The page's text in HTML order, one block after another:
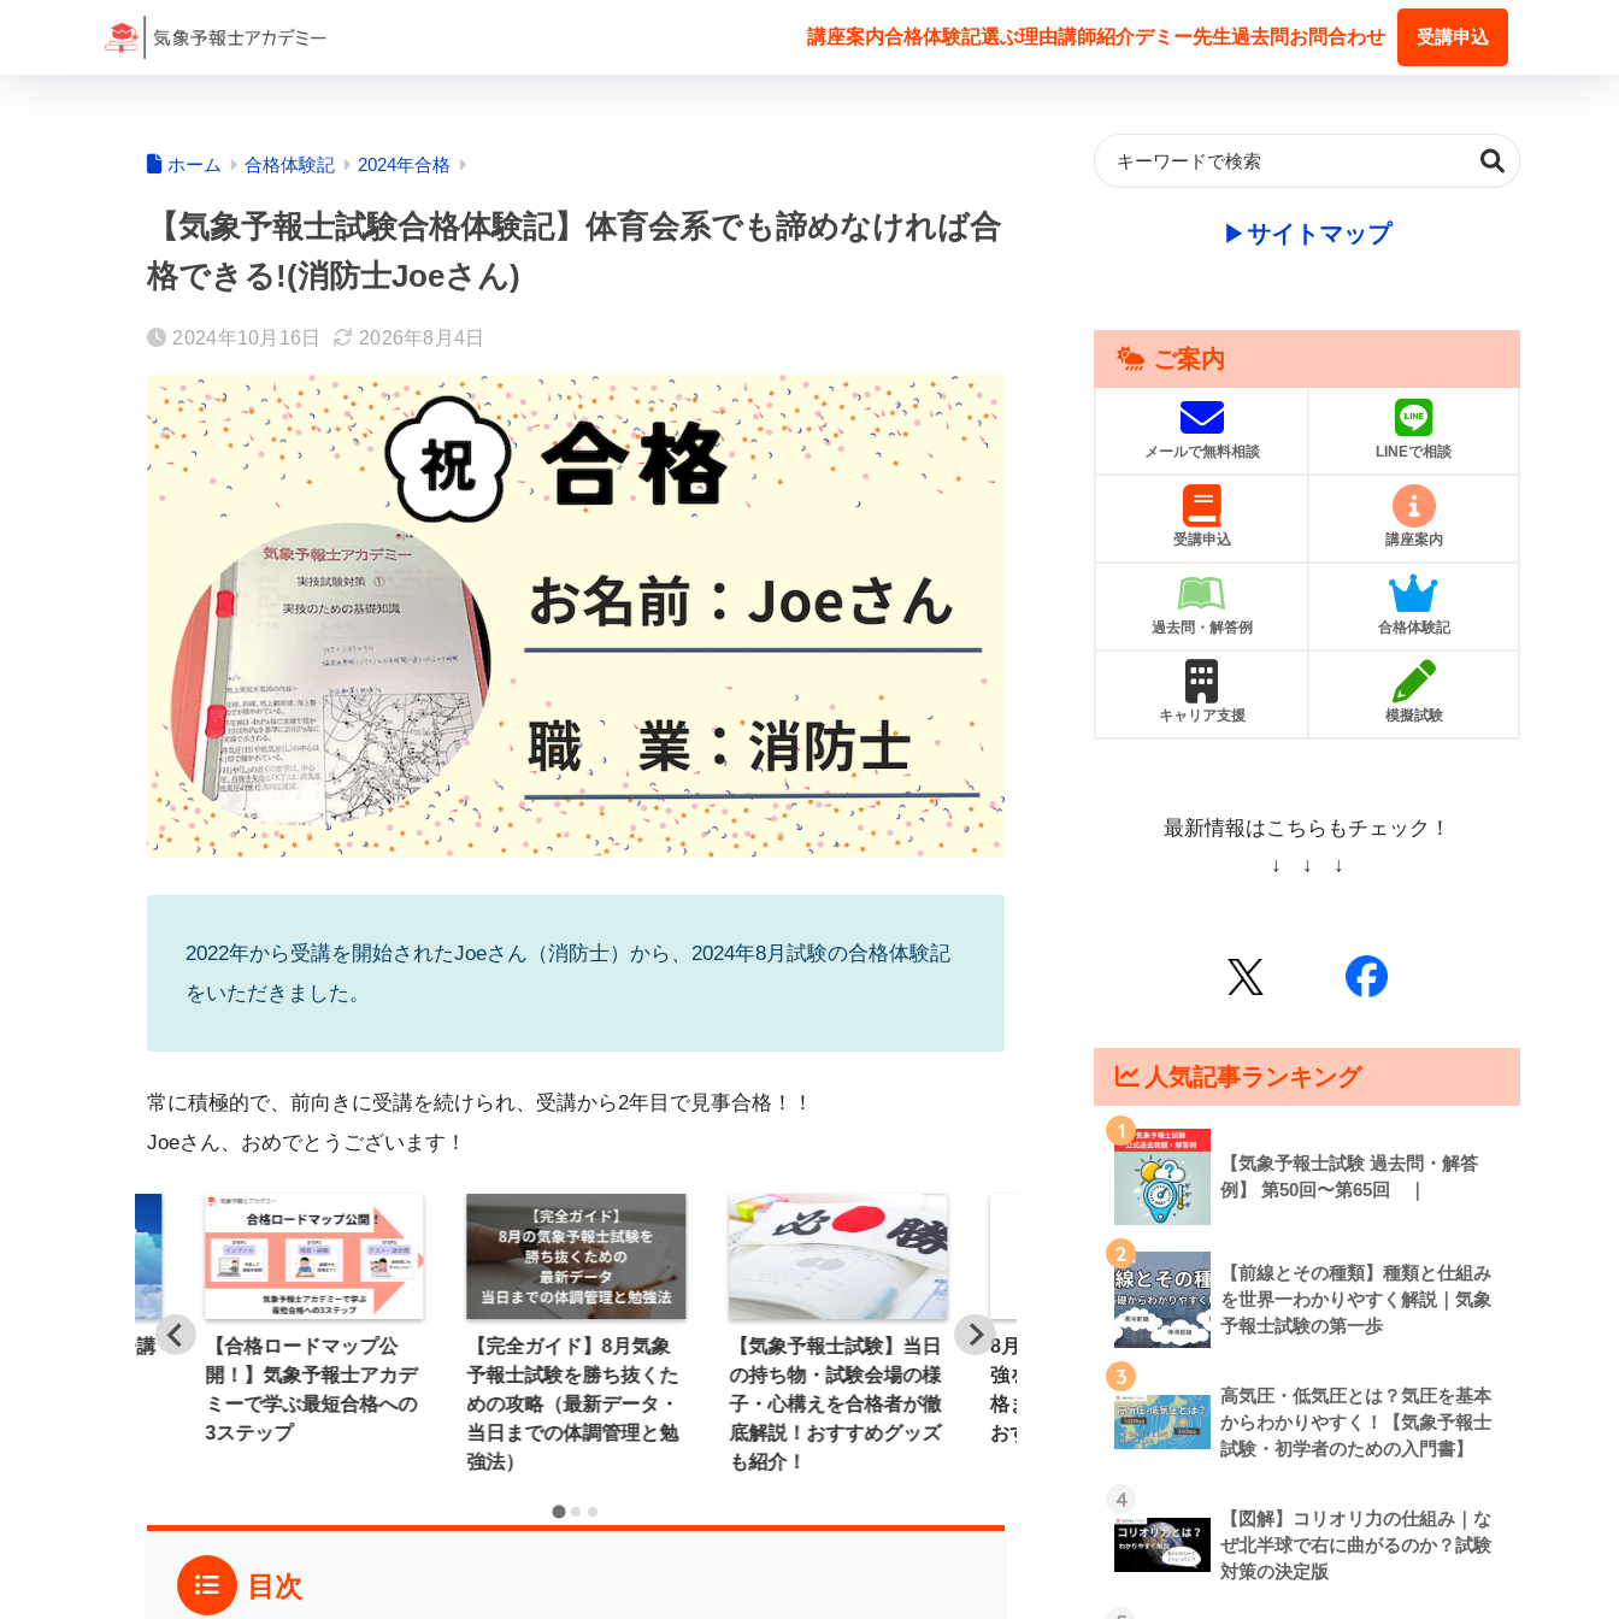
講座案内合格体験記選ぶ理由講師紹介デミー先生過去問お問合わせ 受講申込
ホーム 合格体験記 2024年合格
【気象予報士試験合格体験記】体育会系でも諦めなければ合
格できる!(消防士Joeさん)
2024年10月16日 2026年8月4日
2022年から受講を開始されたJoeさん（消防士）から、2024年8月試験の合格体験記
をいただきました。
常に積極的で、前向きに受講を続けられ、受講から2年目で見事合格！！
Joeさん、おめでとうございます！
士アカデミー講
【合格ロードマップ公
開！】気象予報士アカデ
ミーで学ぶ最短合格への
3ステップ
【完全ガイド】8月気象
予報士試験を勝ち抜くた
めの攻略（最新データ・
当日までの体調管理と勉
強法）
【気象予報士試験】当日
の持ち物・試験会場の様
子・心構えを合格者が徹
底解説！おすすめグッズ
も紹介！
8月から気象予報士の勉
強を始めるあなたへ｜合
格までのスケジュールと
おすすめの学習法とは？
目次
▶︎サイトマップ
ご案内
メールで無料相談 LINEで相談
受講申込 講座案内
過去問・解答例 合格体験記
キャリア支援 模擬試験
最新情報はこちらもチェック！
↓ ↓ ↓
人気記事ランキング
1
【気象予報士試験 過去問・解答
例】 第50回〜第65回 ｜
2
【前線とその種類】種類と仕組み
を世界一わかりやすく解説｜気象
予報士試験の第一歩
3
高気圧・低気圧とは？気圧を基本
からわかりやすく！【気象予報士
試験・初学者のための入門書】
4
【図解】コリオリ力の仕組み｜な
ぜ北半球で右に曲がるのか？試験
対策の決定版